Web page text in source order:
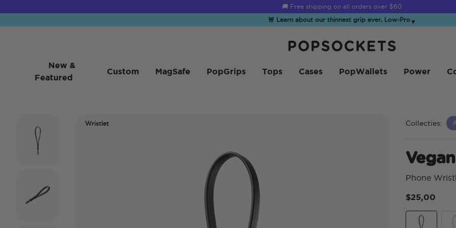
Summer Sendoff Sale is on 🚨 Up to 60% off
🚨 Learn about our thinnest grip ever, Low-Pro▼
New &
Featured
Custom MagSafe PopGrips Tops Cases PopWallets Power
Wristlet Collecties:
Phone
$25,00